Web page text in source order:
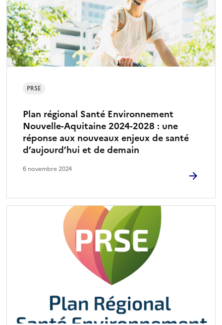
Plan régional Santé Environnement
Nouvelle-Aquitaine 2024-2028 : une
réponse aux nouveaux enjeux de santé
d’aujourd’hui et de demain
PRSE
6 novembre 2024